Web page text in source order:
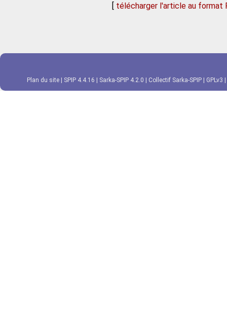
[ télécharger l'article au format
Plan du site SPIP 4.4.16 Sarka-SPIP 4.2.0 Collectif Sarka-SPIP GPLv3